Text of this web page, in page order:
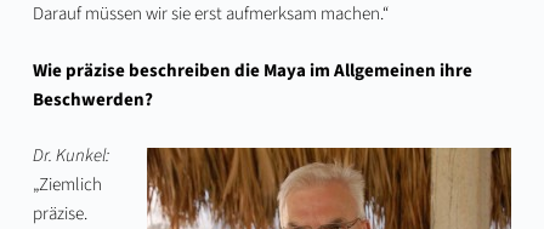
Darauf müssen wir sie erst aufmerksam machen.“
Wie präzise beschreiben die Maya im Allgemeinen ihre
Beschwerden?
Dr. Kunkel:
„Ziemlich
präzise.